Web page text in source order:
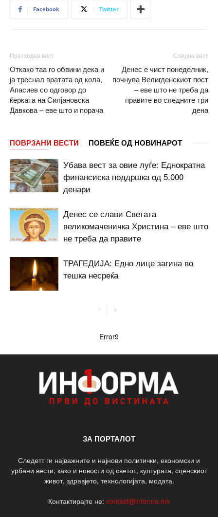
Facebook Twitter
Претходна вест
Откако таа го обвини дека и
ја треснал вратата од кола,
Апасиев со одговор до
ќерката на Силјановска
Давкова – еве што и порача
Следна вест
Денес е чист понеделник,
почнува Велигденскиот пост
– еве што не треба да
правите во следните три
дена
ПОВРЗАНИ ВЕСТИ ПОВЕЌЕ ОД НОВИНАРОТ
Убава вест за овие луѓе: Еднократна
финансиска поддршка од 5.000
денари
Денес се слави Светата
великомаченичка Христина – еве што
не треба да правите
ТРАГЕДИЈА: Едно лице загина во
тешка несреќа
Error9
ЗА ПОРТАЛОТ
Следетт ги најважните и најнови политички, економски и
урбани вести, како и новости од светот, културата, сценскиот
живот, здравјето, технологијата, модата.
Контактирајте не: contact@informa.mk